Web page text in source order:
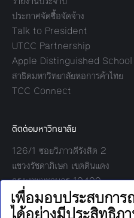
ประกาศจัดซื้อจัดจ้าง
Talk to President
UTCC Partnership
Apple Distinguished School
สาธิตมหาวิทยาลัยหอการค้าไทย
TCC Connect
ติดต่อมหาวิทยาลัย
126/1 ซอยวิภาวดีรังสิต 2
แขวงรัชดาภิเษก เขตดินแดง
กรุงเทพมหานคร 10400
โทร: